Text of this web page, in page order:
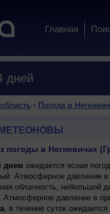
Главная
дней
› Погода в
погоды в Негневичах
днем ожидается ясная
Атмосферное давление
облачность, небольшой
Атмосферное давление в
, в течение суток